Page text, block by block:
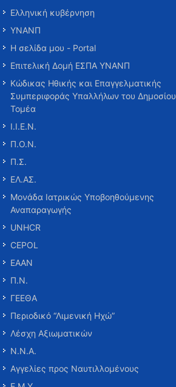
Ελληνική κυβέρνηση
ΥΝΑΝΠ
Η σελίδα μου - Portal
Επιτελική Δομή ΕΣΠΑ ΥΝΑΝΠ
Κώδικας Ηθικής και Επαγγελματικής
Συμπεριφοράς Υπαλλήλων του Δημοσίου
Τομέα
Ι.Ι.Ε.Ν.
Π.Ο.Ν.
Π.Σ.
ΕΛ.ΑΣ.
Μονάδα Ιατρικώς Υποβοηθούμενης
Αναπαραγωγής
UNHCR
CEPOL
ΕΑΑΝ
Π.Ν.
ΓΕΕΘΑ
Περιοδικό “Λιμενική Ηχώ”
Λέσχη Αξιωματικών
Ν.Ν.Α.
Αγγελίες προς Ναυτιλλομένους